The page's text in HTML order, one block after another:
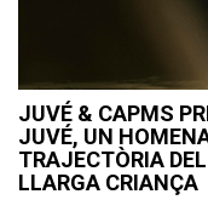
JUVÉ & CAPMS
JUVÉ, UN
TRAJECTÒRIA
LLARGA CRIANÇA